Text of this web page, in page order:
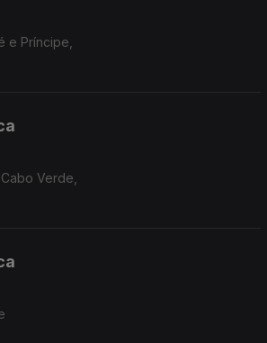
e Príncipe,
Verde,